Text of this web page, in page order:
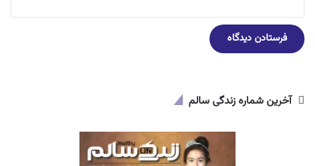
آخرین شماره زندگی سالم